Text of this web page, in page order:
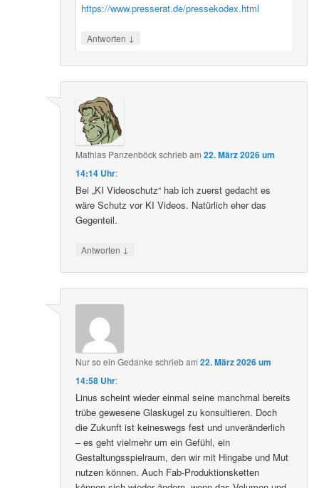
https://www.presserat.de/pressekodex.html
Antworten ↓
Mathias Panzenböckschriebam22. März 2026 um
14:14 Uhr:
Bei „KI Videoschutz“ hab ich zuerst gedacht es
wäre Schutz vor KI Videos. Natürlich eher das
Gegenteil.
Antworten ↓
Nur so ein Gedanke schriebam22. März 2026 um
14:58 Uhr:
Linus scheint wieder einmal seine manchmal bereits
trübe gewesene Glaskugel zu konsultieren. Doch
die Zukunft ist keineswegs fest und unveränderlich
– es geht vielmehr um ein Gefühl, ein
Gestaltungsspielraum, den wir mit Hingabe und Mut
nutzen können. Auch Fab-Produktionsketten